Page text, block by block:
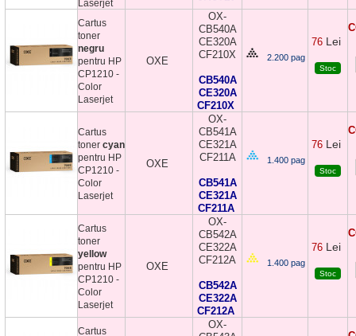
Laserjet
Cartus
toner
negru
pentru HP
CP1210 -
Color
Laserjet
OXE
OX-
CB540A
CE320A
CF210X
CB540A
CE320A
CF210X
2.200 pag
76 Lei
Stoc
Cartus
toner cyan
pentru HP
CP1210 -
Color
Laserjet
OXE
OX-
CB541A
CE321A
CF211A
CB541A
CE321A
CF211A
1.400 pag
76 Lei
Stoc
Cartus
toner
yellow
pentru HP
CP1210 -
Color
Laserjet
OXE
OX-
CB542A
CE322A
CF212A
CB542A
CE322A
CF212A
1.400 pag
76 Lei
Stoc
Cartus
OX-